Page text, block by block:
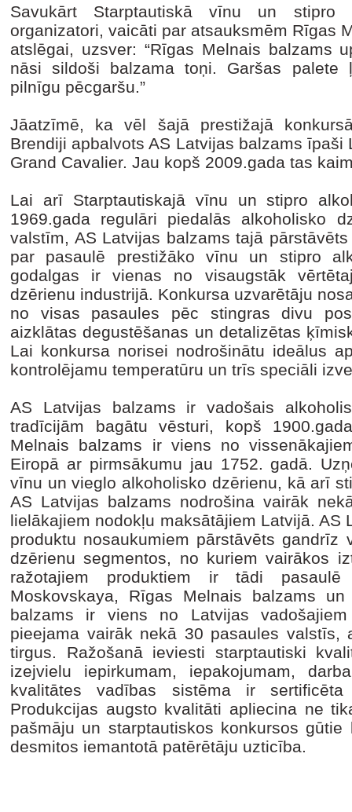
Savukārt Starptautiskā vīnu un stipro
organizatori, vaicāti par atsauksmēm Rīgas
atslēgai, uzsver: “Rīgas Melnais balzams
nāsi sildoši balzama toņi. Garšas palete
pilnīgu pēcgaršu.”
Jāatzīmē, ka vēl šajā prestižajā
Brendiji apbalvots AS Latvijas balzams
Grand Cavalier. Jau kopš 2009.gada tas
Lai arī Starptautiskajā vīnu un stipro
1969.gada regulāri piedalās alkoholisko
valstīm, AS Latvijas balzams tajā
par pasaulē prestižāko vīnu un stipro
godalgas ir vienas no visaugstāk
dzērienu industrijā. Konkursa uzvarētāju
no visas pasaules pēc stingras divu
aizklātas degustēšanas un detalizētas
Lai konkursa norisei nodrošinātu ideālus
kontrolējamu temperatūru un trīs speciāli
AS Latvijas balzams ir vadošais
tradīcijām bagātu vēsturi, kopš
Melnais balzams ir viens no
Eiropā ar pirmsākumu jau 1752. gadā.
vīnu un vieglo alkoholisko dzērienu, kā arī
AS Latvijas balzams nodrošina vairāk
lielākajiem nodokļu maksātājiem Latvijā. AS
produktu nosaukumiem pārstāvēts
dzērienu segmentos, no kuriem vairākos
ražotajiem produktiem ir tādi
Moskovskaya, Rīgas Melnais balzams
balzams ir viens no Latvijas
pieejama vairāk nekā 30 pasaules valstīs,
tirgus. Ražošanā ieviesti starptautiski
izejvielu iepirkumam, iepakojumam,
kvalitātes vadības sistēma ir
Produkcijas augsto kvalitāti apliecina ne
pašmāju un starptautiskos konkursos
desmitos iemantotā patērētāju uzticība.